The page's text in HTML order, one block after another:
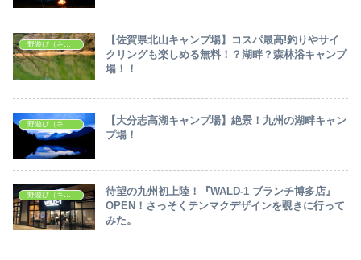
【佐賀県北山キャンプ場】コスパ最高!釣りやサイ
クリングも楽しめる無料！？湖畔？森林浴キャンプ
場！！
【大分志高湖キャンプ場】絶景！九州の湖畔キャン
プ場！
野遊び（キャンプ・アウトドア）
待望の九州初上陸！『WALD-1 ブランチ博多店』
OPEN！さっそくテンマクデザインを覗きに行って
みた。